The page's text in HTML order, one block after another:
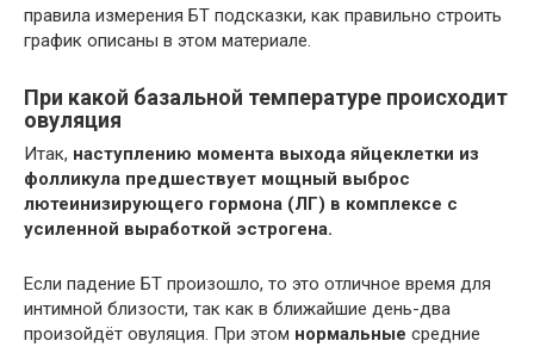
правила измерения БТ подсказки, как правильно строить
график описаны в этом материале.
При какой базальной температуре происходит
овуляция
Итак, наступлению момента выхода яйцеклетки из
фолликула предшествует мощный выброс
лютеинизирующего гормона (ЛГ) в комплексе с
усиленной выработкой эстрогена.
Если падение БТ произошло, то это отличное время для
интимной близости, так как в ближайшие день-два
произойдёт овуляция. При этом нормальные средние